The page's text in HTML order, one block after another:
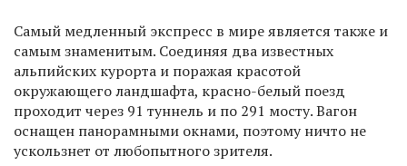
Самый медленный экспресс в мире является также и
самым знаменитым. Соединяя два известных
альпийских курорта и поражая красотой
окружающего ландшафта, красно-белый поезд
проходит через 91 туннель и по 291 мосту. Вагон
оснащен панорамными окнами, поэтому ничто не
ускользнет от любопытного зрителя.